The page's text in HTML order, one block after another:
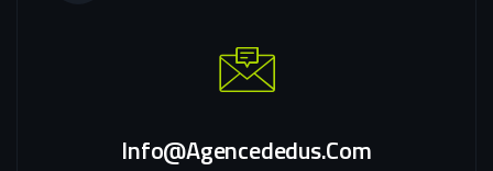
Info@agencededus.com